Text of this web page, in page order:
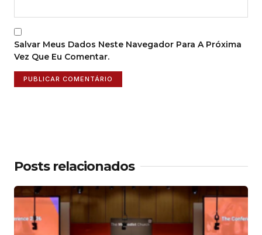
Salvar Meus Dados Neste Navegador Para A Próxima
Vez Que Eu Comentar.
Posts relacionados